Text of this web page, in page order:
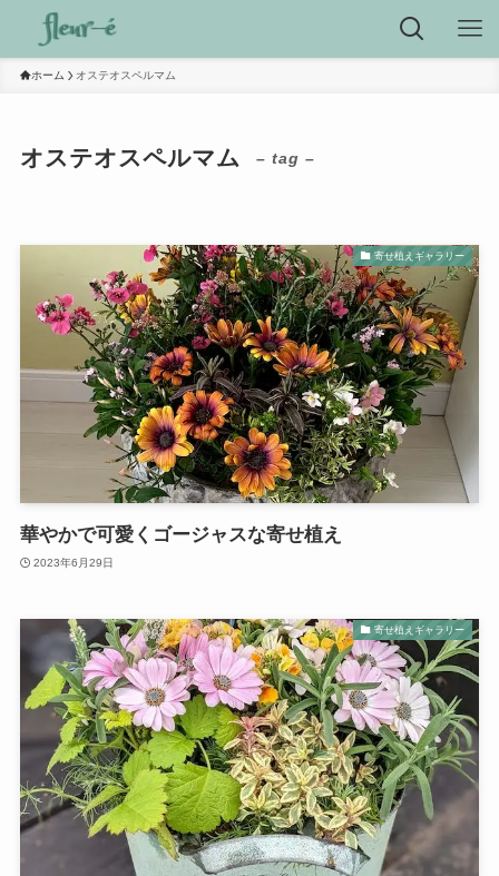
ホーム オステオスペルマム
オステオスペルマム – tag –
寄せ植えギャラリー
華やかで可愛くゴージャスな寄せ植え
2023年6月29日
寄せ植えギャラリー